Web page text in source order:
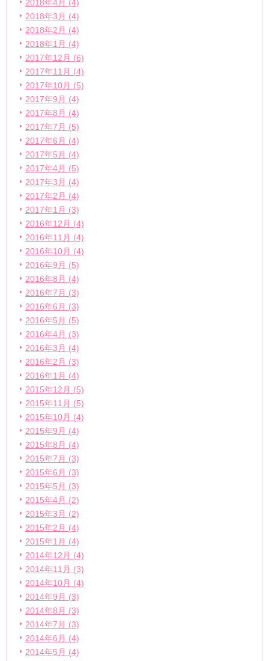
2018年4月 (4)
2018年3月 (4)
2018年2月 (4)
2018年1月 (4)
2017年12月 (6)
2017年11月 (4)
2017年10月 (5)
2017年9月 (4)
2017年8月 (4)
2017年7月 (5)
2017年6月 (4)
2017年5月 (4)
2017年4月 (5)
2017年3月 (4)
2017年2月 (4)
2017年1月 (3)
2016年12月 (4)
2016年11月 (4)
2016年10月 (4)
2016年9月 (5)
2016年8月 (4)
2016年7月 (3)
2016年6月 (3)
2016年5月 (5)
2016年4月 (3)
2016年3月 (4)
2016年2月 (3)
2016年1月 (4)
2015年12月 (5)
2015年11月 (5)
2015年10月 (4)
2015年9月 (4)
2015年8月 (4)
2015年7月 (3)
2015年6月 (3)
2015年5月 (3)
2015年4月 (2)
2015年3月 (2)
2015年2月 (4)
2015年1月 (4)
2014年12月 (4)
2014年11月 (3)
2014年10月 (4)
2014年9月 (3)
2014年8月 (3)
2014年7月 (3)
2014年6月 (4)
2014年5月 (4)